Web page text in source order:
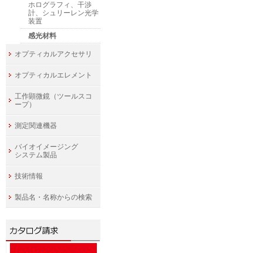
ホログラフィ、干渉
計、シュリーレン光学
装置
感光材料
オプティカルアクセサリ
オプティカルエレメント
工作顕微鏡（ツールスコ
ープ）
測定関連機器
バイオイメージング
システム製品
技術情報
製品名・名称からの検索